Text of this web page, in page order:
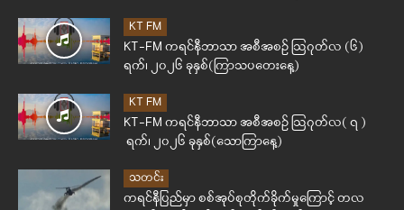
KT FM
KT-FM ကရင်နီဘာသာ အစီအစဉ် ဩဂုတ်လ (၆)
ရက်၊ ၂၀၂၆ ခုနှစ်(ကြာသပတေးနေ့)
KT FM
KT-FM ကရင်နီဘာသာ အစီအစဉ် ဩဂုတ်လ( ၇ )
ရက်၊ ၂၀၂၆ ခုနှစ်(သောကြာနေ့)
သတင်း
ကရင်နီပြည်မှာ စစ်အုပ်စုတိုက်ခိုက်မှုကြောင့် တလ